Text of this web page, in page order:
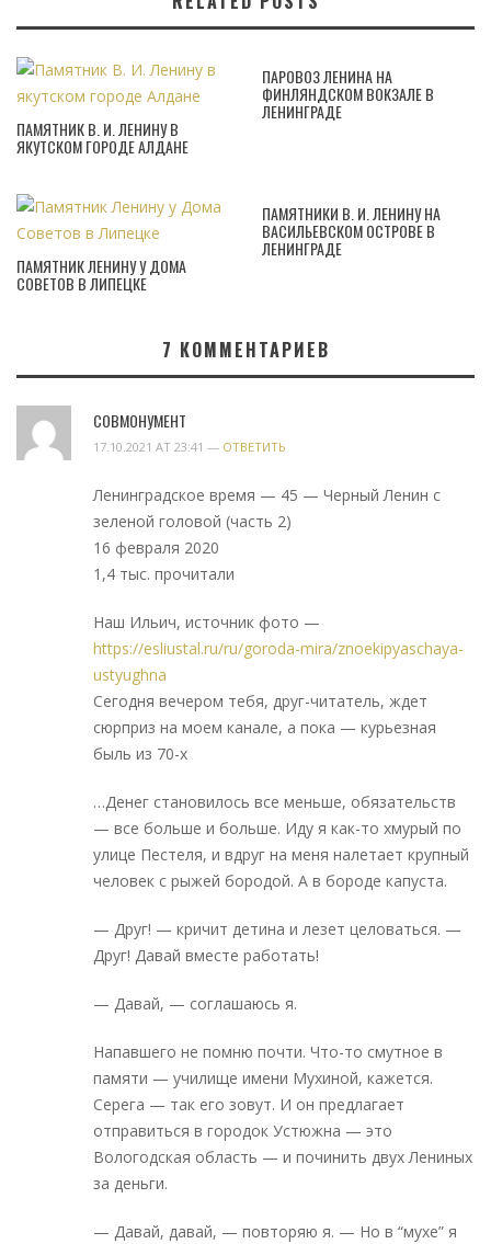
ПАМЯТНИК В. И. ЛЕНИНУ В
ЯКУТСКОМ ГОРОДЕ АЛДАНЕ
ПАРОВОЗ ЛЕНИНА НА
ФИНЛЯНДСКОМ ВОКЗАЛЕ В
ЛЕНИНГРАДЕ
ПАМЯТНИК ЛЕНИНУ У ДОМА
СОВЕТОВ В ЛИПЕЦКЕ
ПАМЯТНИКИ В. И. ЛЕНИНУ НА
ВАСИЛЬЕВСКОМ ОСТРОВЕ В
ЛЕНИНГРАДЕ
7 КОММЕНТАРИЕВ
СОВМОНУМЕНТ
17.10.2021 AT 23:41 — ОТВЕТИТЬ
Ленинградское время — 45 — Черный Ленин с
зеленой головой (часть 2)
16 февраля 2020
1,4 тыс. прочитали
Наш Ильич, источник фото —
https://esliustal.ru/ru/goroda-mira/znoekipyaschaya-
ustyughna
Сегодня вечером тебя, друг-читатель, ждет
сюрприз на моем канале, а пока — курьезная
быль из 70-х
…Денег становилось все меньше, обязательств
— все больше и больше. Иду я как-то хмурый по
улице Пестеля, и вдруг на меня налетает крупный
человек с рыжей бородой. А в бороде капуста.
— Друг! — кричит детина и лезет целоваться. —
Друг! Давай вместе работать!
— Давай, — соглашаюсь я.
Напавшего не помню почти. Что-то смутное в
памяти — училище имени Мухиной, кажется.
Серега — так его зовут. И он предлагает
отправиться в городок Устюжна — это
Вологодская область — и починить двух Лениных
за деньги.
— Давай, давай, — повторяю я. — Но в “мухе” я